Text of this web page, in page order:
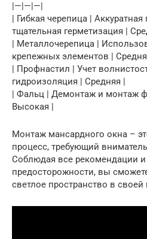
|—|—|—|
| Гибкая черепица |
тщательная герметизация |
| Металлочерепица |
крепежных элементов |
| Профнастил | Учет
гидроизоляция | Средняя |
| Фальц | Демонтаж и монтаж
Высокая |
Монтаж мансардного окна –
процесс, требующий
Соблюдая все рекомендации
предосторожности, вы
светлое пространство в своей